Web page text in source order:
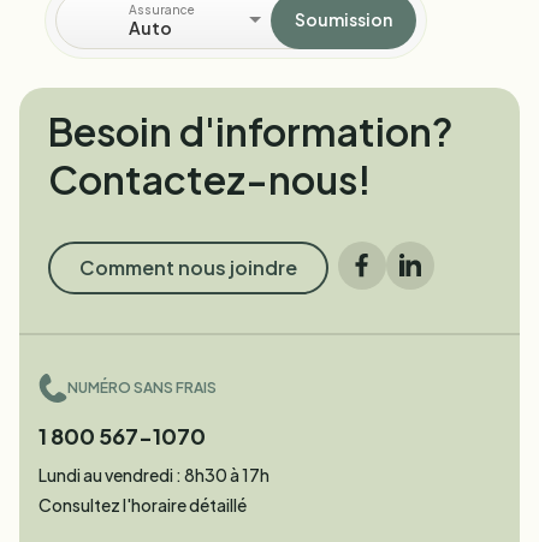
Assurance
Auto Soumission
Besoin d'information?
Contactez-nous!
Comment nous joindre
Facebook
LinkedIn
NUMÉRO SANS FRAIS
1 800 567-1070
Lundi au vendredi : 8h30 à 17h
Consultez l'horaire détaillé